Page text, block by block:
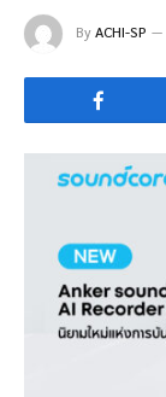
ByACHI-SP